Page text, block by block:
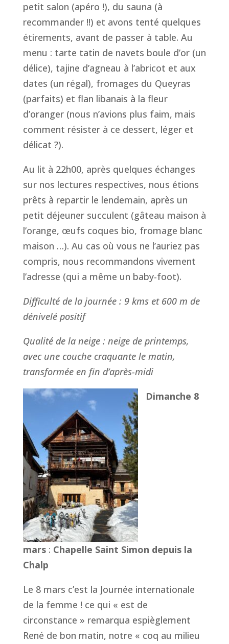
petit salon (apéro !), du sauna (à
recommander !!) et avons tenté quelques
étirements, avant de passer à table. Au
menu : tarte tatin de navets boule d’or (un
délice), tajine d’agneau à l’abricot et aux
dates (un régal), fromages du Queyras
(parfaits) et flan libanais à la fleur
d’oranger (nous n’avions plus faim, mais
comment résister à ce dessert, léger et
délicat ?).
Au lit à 22h00, après quelques échanges
sur nos lectures respectives, nous étions
prêts à repartir le lendemain, après un
petit déjeuner succulent (gâteau maison à
l’orange, œufs coques bio, fromage blanc
maison …). Au cas où vous ne l’auriez pas
compris, nous recommandons vivement
l’adresse (qui a même un baby-foot).
Difficulté de la journée : 9 kms et 600 m de
dénivelé positif
Qualité de la neige : neige de printemps,
avec une couche craquante le matin,
transformée en fin d’après-midi
Dimanche 8
mars : Chapelle Saint Simon depuis la
Chalp
Le 8 mars c’est la Journée internationale
de la femme ! ce qui « est de
circonstance » remarqua espièglement
René de bon matin, notre « coq au milieu